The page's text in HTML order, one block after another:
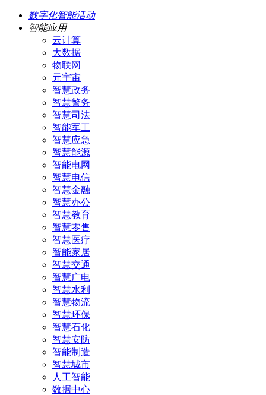
数字化智能活动
智能应用
云计算
大数据
物联网
元宇宙
智慧政务
智慧警务
智慧司法
智能军工
智慧应急
智慧能源
智能电网
智慧电信
智慧金融
智慧办公
智慧教育
智慧零售
智慧医疗
智能家居
智慧交通
智慧广电
智慧水利
智慧物流
智慧环保
智慧石化
智慧安防
智能制造
智慧城市
人工智能
数据中心